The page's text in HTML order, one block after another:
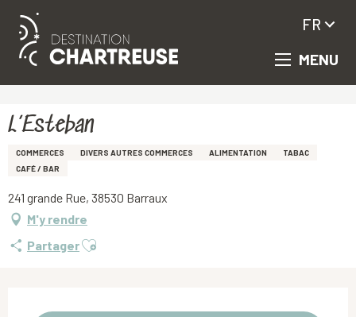
Aller
principal
MENU
FR
L’Esteban
COMMERCES DIVERS AUTRES COMMERCES ALIMENTATION
TABAC
CAFÉ / BAR
241 grande Rue, 38530 Barraux
M'y rendre
PartagerAjouter aux favoris